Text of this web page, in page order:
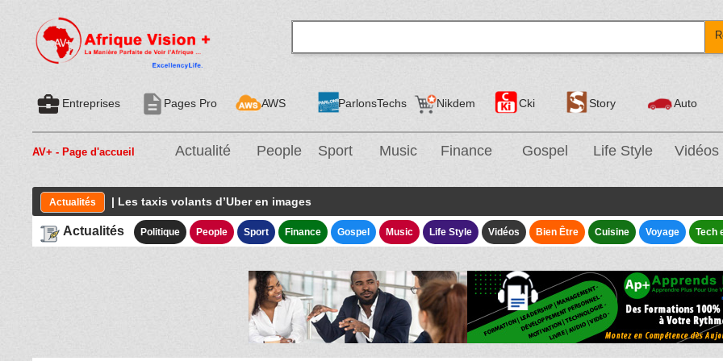
business_centerEntreprises descriptionPages Pro AWS ParlonsTechs Nikdem Cki Story Auto
AV+ - Page d'accueil Actualité People Sport Music Finance Gospel Life Style Vidéos
Actualités | Les taxis volants d’Uber en images
Actualités Politique People Sport Finance Gospel Music Life Style Vidéos Bien Être Cuisine Voyage Tech